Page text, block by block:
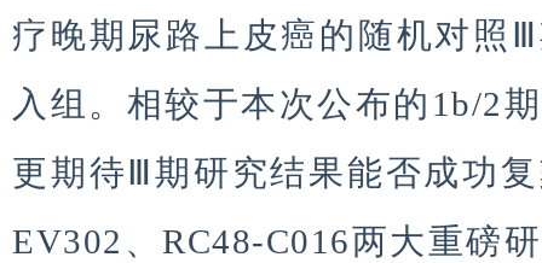
疗晚期尿路上皮癌的随机对照
入组。相较于本次公布的1b/2
更期待Ⅲ期研究结果能否成功
EV302、RC48-C016两大重磅